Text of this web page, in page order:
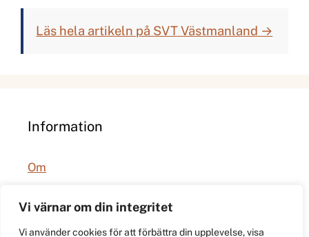
Vi värnar om din integritet
Vi använder cookies för att förbättra din upplevelse, visa
Läs hela artikeln på SVT Västmanland →
Information
Om